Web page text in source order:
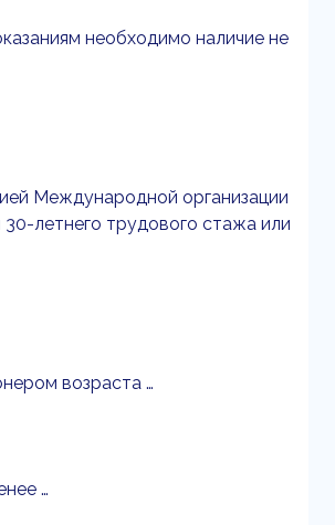
необходимо наличие не
Международной организации
летнего трудового стажа или
возраста …
…